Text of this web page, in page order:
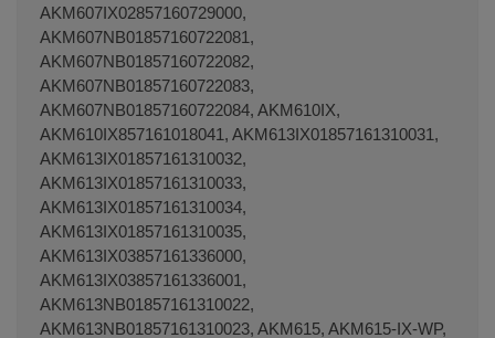
AKM607IX02857160729000,
AKM607NB01857160722081,
AKM607NB01857160722082,
AKM607NB01857160722083,
AKM607NB01857160722084, AKM610IX,
AKM610IX857161018041, AKM613IX01857161310031,
AKM613IX01857161310032,
AKM613IX01857161310033,
AKM613IX01857161310034,
AKM613IX01857161310035,
AKM613IX03857161336000,
AKM613IX03857161336001,
AKM613NB01857161310022,
AKM613NB01857161310023, AKM615, AKM615-IX-WP,